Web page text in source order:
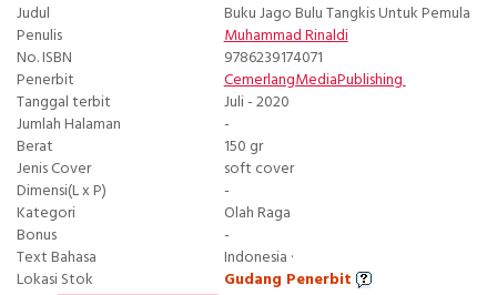
Judul
Buku Jago Bulu Tangkis Untuk Pemula
Penulis
Muhammad Rinaldi
No. ISBN
9786239174071
Penerbit
CemerlangMediaPublishing
Tanggal terbit
Juli - 2020
Jumlah Halaman
-
Berat
150 gr
Jenis Cover
soft cover
Dimensi(L x P)
-
Kategori
Olah Raga
Bonus
-
Text Bahasa
Indonesia ·
Lokasi Stok
Gudang Penerbit